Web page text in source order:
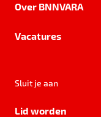
Over BNNVARA
Vacatures
Sluit je aan
Lid worden